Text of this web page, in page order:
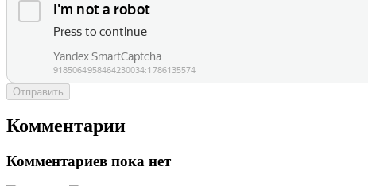
Отправить
Комментарии
Комментариев пока нет